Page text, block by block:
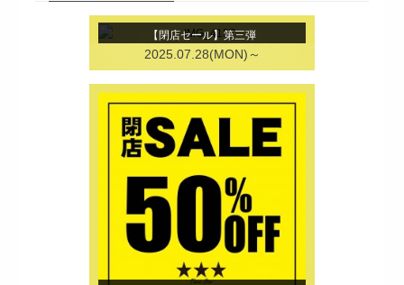
【閉店セール】第三弾
2025.07.28(MON)～